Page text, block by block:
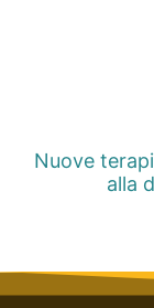
Nuove
alla